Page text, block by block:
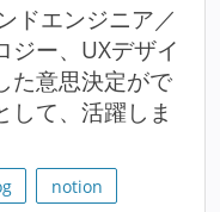
ドエンジニア／
ジー、UXデザイ
た意思決定がで
して、活躍しま
notion